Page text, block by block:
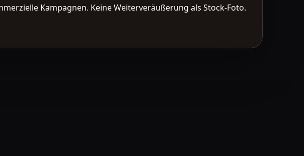
Kampagnen. Keine Weiterveräußerung als Stock-Foto.